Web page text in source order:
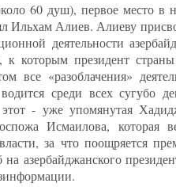
60 душ), первое место в
Ильхам Алиев. Алиеву
деятельности
которым президент
все «разоблачения»
среди всех сугубо
- уже упомянутая
Исмаилова, которая
за что поощряется
азербайджанского